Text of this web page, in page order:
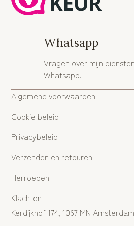
Whatsapp
Vragen over mijn
Whatsapp.
Algemene voorwaarden
Cookie beleid
Privacybeleid
Verzenden en retouren
Herroepen
Klachten
Kerdijkhof 174, 1067 MN Amsterdam